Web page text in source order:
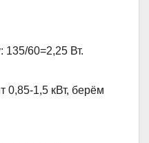
135/60=2,25 Вт.
0,85-1,5 кВт, берём